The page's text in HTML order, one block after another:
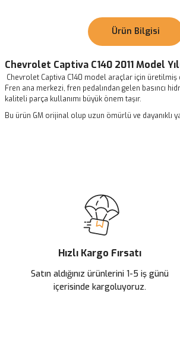
Ürün Bilgisi
Chevrolet Captiva C140 2011 Model
Chevrolet Captiva C140 model araçlar için
Fren ana merkezi, fren pedalından gelen basıncı
kaliteli parça kullanımı büyük önem taşır.
Bu ürün GM orijinal olup uzun ömürlü ve dayanıklı
ürün aracıma uydu çok hızlı bir şekilde tarafıma
doğukan şele | 02/06/2025
Ürün açıklamasında eksik bilgiler bulunuyor.
Ürün bilgilerinde hatalar bulunuyor.
Ürün fiyatı diğer sitelerden daha pahalı.
Bu ürüne benzer farklı alternatifler olmalı.
Hızlı Kargo Fırsatı
Satın aldığınız ürünlerini 1-5 iş günü
içerisinde kargoluyoruz.